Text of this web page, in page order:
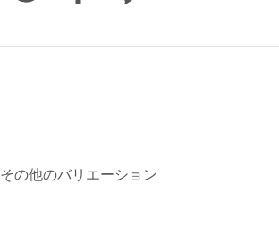
その他のバリエーション